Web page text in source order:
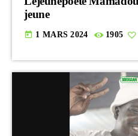
jeune
today 1 MARS 2024 1905